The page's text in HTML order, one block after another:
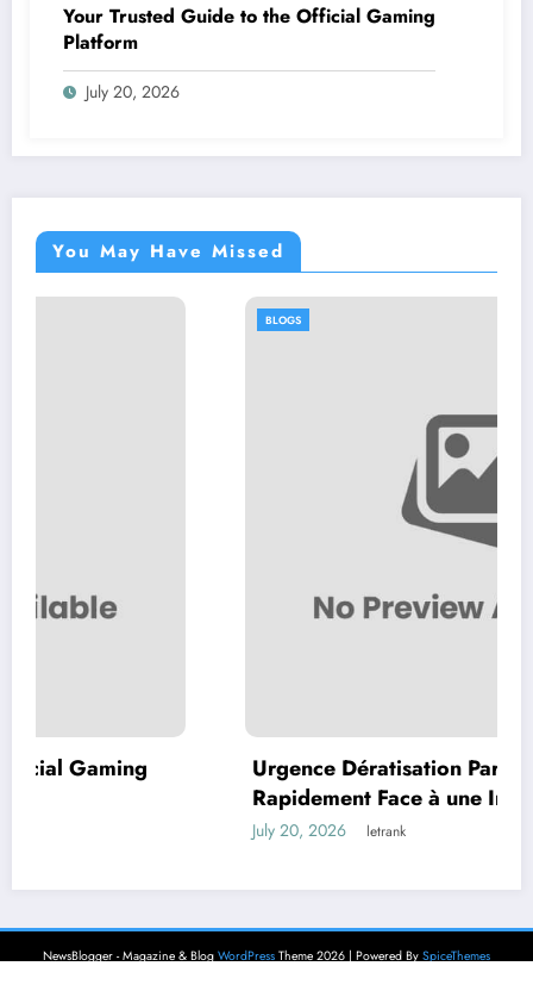
Your Trusted Guide to the Official Gaming
Platform
July 20, 2026
You May Have Missed
Urgence Dératisation Paris : Comment Agir
Rapidement Face à une Infestation de
letrank
NewsBlogger - Magazine & Blog WordPress Theme 2026 | Powered By SpiceThemes